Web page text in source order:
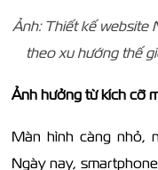
Ảnh: Thiết kế website
theo xu hướng thế
Ảnh hưởng từ kích cỡ
Màn hình càng nhỏ,
Ngày nay,